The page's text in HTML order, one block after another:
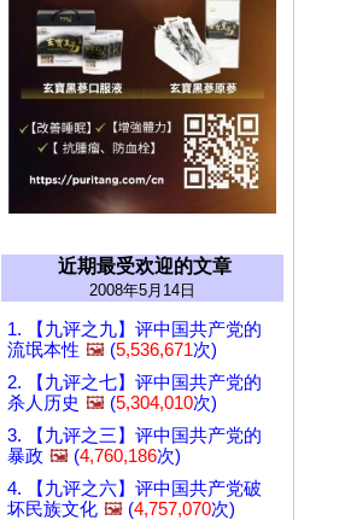
近期最受欢迎的文章
2008年5月14日
1. 【九评之九】评中国共产党的
流氓本性 🖼️ (5,536,671次)
2. 【九评之七】评中国共产党的
杀人历史 🖼️ (5,304,010次)
3. 【九评之三】评中国共产党的
暴政 🖼️ (4,760,186次)
4. 【九评之六】评中国共产党破
坏民族文化 🖼️ (4,757,070次)